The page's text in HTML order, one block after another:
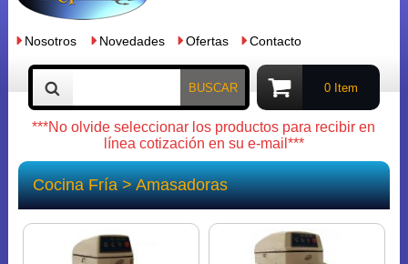
Nosotros Novedades Ofertas Contacto
BUSCAR 0 Item
***No olvide seleccionar los productos para recibir en
línea cotización en su e-mail***
Cocina Fría> Amasadoras